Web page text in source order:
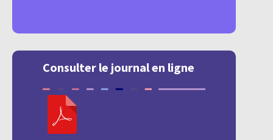
Consulter le journal en ligne